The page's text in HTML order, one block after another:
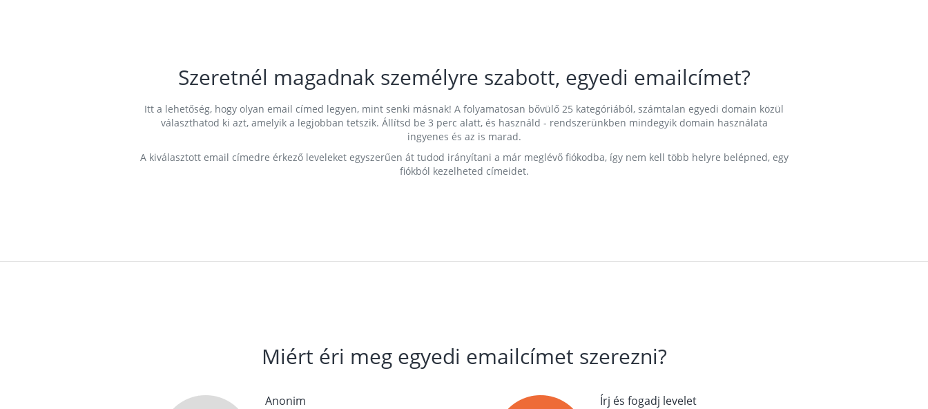
Szeretnél magadnak személyre szabott, egyedi emailcímet?
Itt a lehetőség, hogy olyan email címed legyen, mint senki másnak! A folyamatosan bővülő 25 kategóriából, számtalan egyedi domain közül
választhatod ki azt, amelyik a legjobban tetszik. Állítsd be 3 perc alatt, és használd - rendszerünkben mindegyik domain használata
ingyenes és az is marad.
A kiválasztott email címedre érkező leveleket egyszerűen át tudod irányítani a már meglévő fiókodba, így nem kell több helyre belépned, egy
fiókból kezelheted címeidet.
Miért éri meg egyedi emailcímet szerezni?
Anonim Írj és fogadj levelet